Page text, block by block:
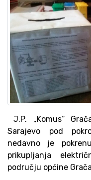
J.P. „Komus“
Sarajevo pod
nedavno je
prikupljanja
području općine